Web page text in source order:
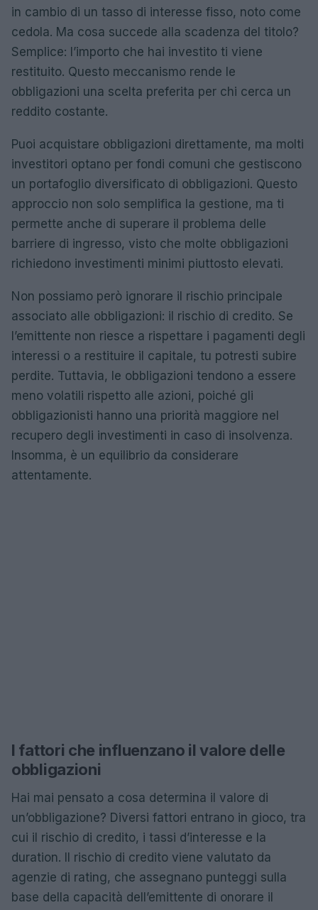
in cambio di un tasso di interesse fisso, noto come
cedola. Ma cosa succede alla scadenza del titolo?
Semplice: l’importo che hai investito ti viene
restituito. Questo meccanismo rende le
obbligazioni una scelta preferita per chi cerca un
reddito costante.
Puoi acquistare obbligazioni direttamente, ma molti
investitori optano per fondi comuni che gestiscono
un portafoglio diversificato di obbligazioni. Questo
approccio non solo semplifica la gestione, ma ti
permette anche di superare il problema delle
barriere di ingresso, visto che molte obbligazioni
richiedono investimenti minimi piuttosto elevati.
Non possiamo però ignorare il rischio principale
associato alle obbligazioni: il rischio di credito. Se
l’emittente non riesce a rispettare i pagamenti degli
interessi o a restituire il capitale, tu potresti subire
perdite. Tuttavia, le obbligazioni tendono a essere
meno volatili rispetto alle azioni, poiché gli
obbligazionisti hanno una priorità maggiore nel
recupero degli investimenti in caso di insolvenza.
Insomma, è un equilibrio da considerare
attentamente.
I fattori che influenzano il valore delle
obbligazioni
Hai mai pensato a cosa determina il valore di
un’obbligazione? Diversi fattori entrano in gioco, tra
cui il rischio di credito, i tassi d’interesse e la
duration. Il rischio di credito viene valutato da
agenzie di rating, che assegnano punteggi sulla
base della capacità dell’emittente di onorare il